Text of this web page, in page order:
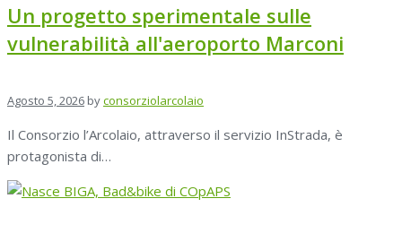
Un progetto sperimentale sulle
vulnerabilità all'aeroporto Marconi
Agosto 5, 2026 byconsorziolarcolaio
Il Consorzio l’Arcolaio, attraverso il servizio InStrada, è
protagonista di…